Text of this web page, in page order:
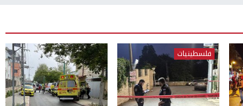
فلسطينيات